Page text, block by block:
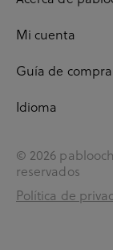
Mi cuenta
Guía de compra
Idioma
© 2026
reservados
Política de